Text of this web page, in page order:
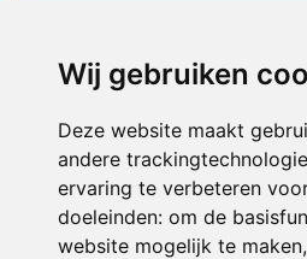
Wij gebruiken
Deze website maakt
andere
ervaring te verbeteren
doeleinden: om de
website mogelijk te maken,
ONDERDEEL